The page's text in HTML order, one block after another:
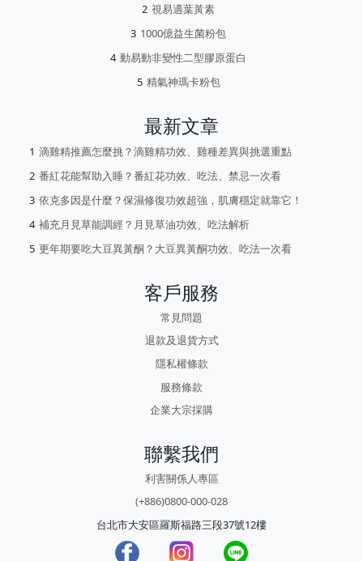
視易適葉黃素
1000億益生菌粉包
動易動非變性二型膠原蛋白
精氣神瑪卡粉包
最新文章
滴雞精推薦怎麼挑？滴雞精功效、雞種差異與挑選重點
番紅花能幫助入睡？番紅花功效、吃法、禁忌一次看
依克多因是什麼？保濕修復功效超強，肌膚穩定就靠它！
補充月見草能調經？月見草油功效、吃法解析
更年期要吃大豆異黃酮？大豆異黃酮功效、吃法一次看
客戶服務
常見問題
退款及退貨方式
隱私權條款
服務條款
企業大宗採購
聯繫我們
利害關係人專區
(+886)0800-000-028
台北市大安區羅斯福路三段37號12樓